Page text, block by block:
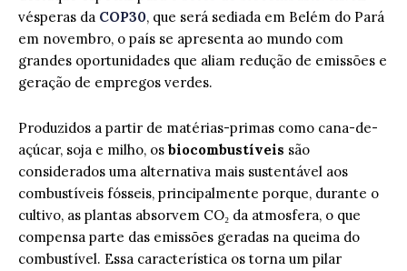
vésperas da COP30, que será sediada em Belém do Pará
em novembro, o país se apresenta ao mundo com
grandes oportunidades que aliam redução de emissões e
geração de empregos verdes.
Produzidos a partir de matérias-primas como cana-de-
açúcar, soja e milho, os biocombustíveis são
considerados uma alternativa mais sustentável aos
combustíveis fósseis, principalmente porque, durante o
cultivo, as plantas absorvem CO₂ da atmosfera, o que
compensa parte das emissões geradas na queima do
combustível. Essa característica os torna um pilar